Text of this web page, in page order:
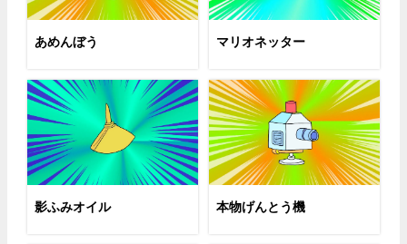
あめんぼう マリオネッター
影ふみオイル 本物げんとう機